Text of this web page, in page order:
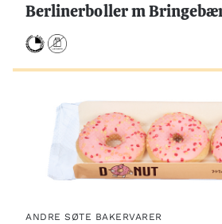
Berlinerboller m
ANDRE SØTE BAKERVARER